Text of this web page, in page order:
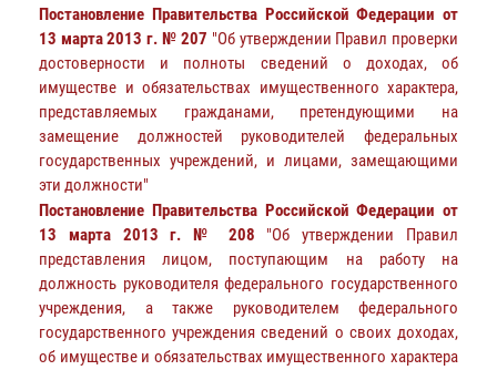
Постановление Правительства Российской Федерации от
13 марта 2013 г. № 207 "Об утверждении Правил проверки
достоверности и полноты сведений о доходах, об
имуществе и обязательствах имущественного характера,
представляемых гражданами, претендующими на
замещение должностей руководителей федеральных
государственных учреждений, и лицами, замещающими
эти должности"
Постановление Правительства Российской Федерации от
13 марта 2013 г. № 208 "Об утверждении Правил
представления лицом, поступающим на работу на
должность руководителя федерального государственного
учреждения, а также руководителем федерального
государственного учреждения сведений о своих доходах,
об имуществе и обязательствах имущественного характера